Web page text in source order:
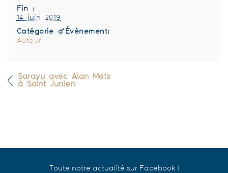
Fin :
14 juin 2019
Catégorie d’Évènement:
Auteur
Sarayu avec Alan Mets
à Saint Junien
Toute notre actualité sur Facebook !